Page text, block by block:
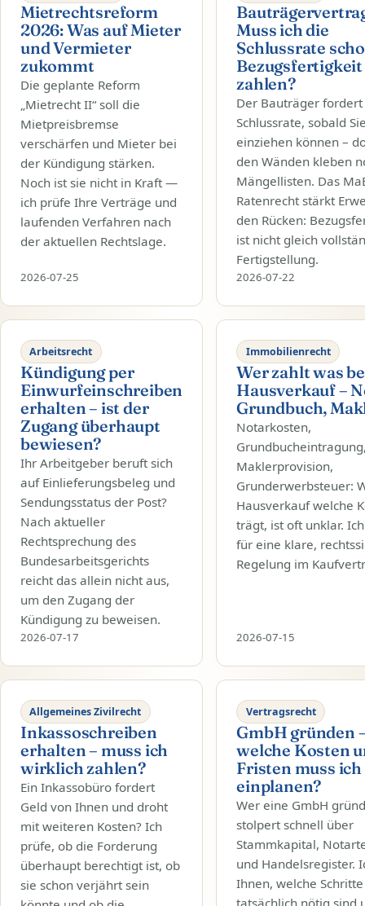
Mietrechtsreform
2026: Was auf Mieter
und Vermieter
zukommt
Die geplante Reform
„Mietrecht II“ soll die
Mietpreisbremse
verschärfen und Mieter bei
der Kündigung stärken.
Noch ist sie nicht in Kraft —
ich prüfe Ihre Verträge und
laufenden Verfahren nach
der aktuellen Rechtslage.
2026-07-25
Muss ich die
Schlussrate
Bezugsfertigkeit
zahlen?
Der Bauträger
Schlussrate, sobald
einziehen können –
den Wänden kleben
Mängellisten. Das
Ratenrecht stärkt
den Rücken:
ist nicht gleich
Fertigstellung.
2026-07-22
Arbeitsrecht
Kündigung per
Einwurfeinschreiben
erhalten – ist der
Zugang überhaupt
bewiesen?
Ihr Arbeitgeber beruft sich
auf Einlieferungsbeleg und
Sendungsstatus der Post?
Nach aktueller
Rechtsprechung des
Bundesarbeitsgerichts
reicht das allein nicht aus,
um den Zugang der
Kündigung zu beweisen.
2026-07-17
Immobilienrecht
Wer zahlt was
Hausverkauf –
Grundbuch,
Notarkosten,
Maklerprovision,
Grunderwerbsteuer:
Hausverkauf welche
trägt, ist oft unklar.
für eine klare,
Regelung im
2026-07-15
Allgemeines Zivilrecht
Inkassoschreiben
erhalten – muss ich
wirklich zahlen?
Ein Inkassobüro fordert
Geld von Ihnen und droht
mit weiteren Kosten? Ich
prüfe, ob die Forderung
überhaupt berechtigt ist, ob
sie schon verjährt sein
Vertragsrecht
GmbH gründen
welche Kosten
Fristen muss ich
einplanen?
Wer eine GmbH
stolpert schnell über
Stammkapital,
und Handelsregister.
Ihnen, welche Schritte
tatsächlich nötig sind